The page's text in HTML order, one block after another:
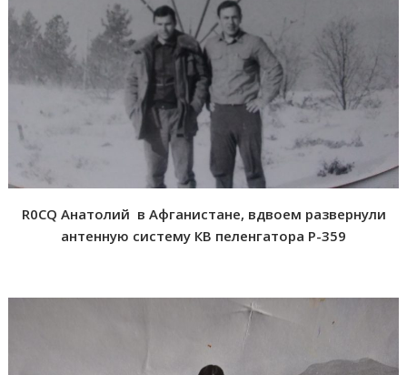
R0CQ Анатолий в Афганистане, вдвоем развернули
антенную систему КВ пеленгатора Р-359